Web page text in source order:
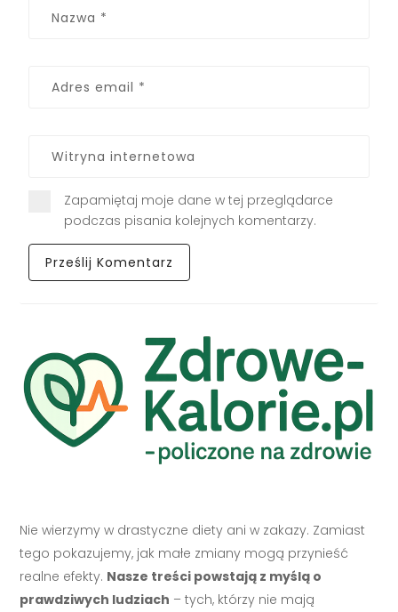
Zapamiętaj moje dane w tej przeglądarce
podczas pisania kolejnych komentarzy.
Nie wierzymy w drastyczne diety ani w zakazy. Zamiast
tego pokazujemy, jak małe zmiany mogą przynieść
realne efekty. Nasze treści powstają z myślą o
prawdziwych ludziach – tych, którzy nie mają